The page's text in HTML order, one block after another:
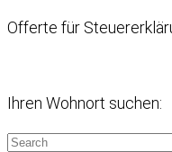
Offerte für
Ihren Wohnort suchen: